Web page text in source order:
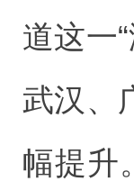
道这一
武汉、
幅提升